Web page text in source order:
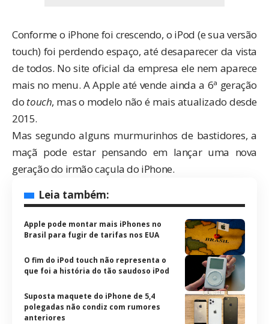
Conforme o iPhone foi crescendo, o iPod (e sua versão
touch) foi perdendo espaço, até desaparecer da vista
de todos. No site oficial da empresa ele nem aparece
mais no menu. A Apple até vende aindaa 6ª geração
do touch, mas o modelo não é mais atualizado desde
2015.
Mas segundo alguns murmurinhos de bastidores, a
maçã pode estar pensando em lançar uma nova
geração do irmão caçula do iPhone.
Leia também:
Apple pode montar mais iPhones no
Brasil para fugir de tarifas nos EUA
O fim do iPod touch não representa o
que foi a história do tão saudoso iPod
Suposta maquete do iPhone de 5,4
polegadas não condiz com rumores
anteriores